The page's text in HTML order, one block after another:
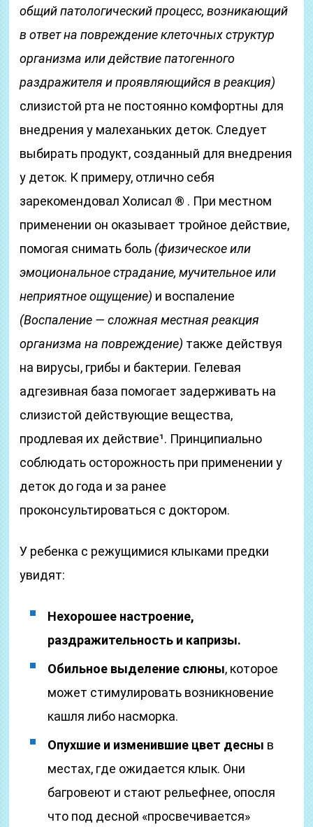
общий патологический процесс, возникающий
в ответ на повреждение клеточных структур
организма или действие патогенного
раздражителя и проявляющийся в реакция)
слизистой рта не постоянно комфортны для
внедрения у малеханьких деток. Следует
выбирать продукт, созданный для внедрения
у деток. К примеру, отлично себя
зарекомендовал Холисал ® . При местном
применении он оказывает тройное действие,
помогая снимать боль (физическое или
эмоциональное страдание, мучительное или
неприятное ощущение) и воспаление
(Воспаление — сложная местная реакция
организма на повреждение) также действуя
на вирусы, грибы и бактерии. Гелевая
адгезивная база помогает задерживать на
слизистой действующие вещества,
продлевая их действие¹. Принципиально
соблюдать осторожность при применении у
деток до года и за ранее
проконсультироваться с доктором.
У ребенка с режущимися клыками предки
увидят:
Нехорошее настроение,
раздражительность и капризы.
Обильное выделение слюны, которое
может стимулировать возникновение
кашля либо насморка.
Опухшие и изменившие цвет десны в
местах, где ожидается клык. Они
багровеют и стают рельефнее, опосля
что под десной «просвечивается»